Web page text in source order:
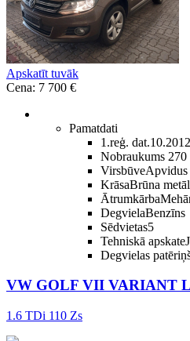
Apskatīt tuvāk
Cena: 7 700 €
Pamatdati
1.reģ. dat.10.2012
Nobraukums 270
VirsbūveApvidus
KrāsaBrūna
Ātrumkārba
DegvielaBenzīns
Sēdvietas5
Tehniskā apskate
Degvielas
VW GOLF VII VARIANT
1.6 TDi 110 Zs